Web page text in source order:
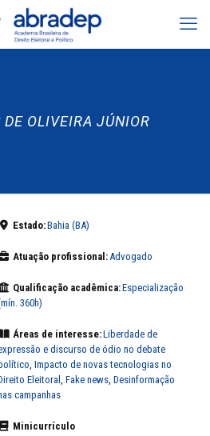
ferramentas
DE OLIVEIRA JÚNIOR
Estado:Bahia (BA)
Atuação profissional:Advogado
Qualificação acadêmica:Especialização
360h)
Áreas de interesse:Liberdade de
e discurso de ódio no debate
, Impacto de novas tecnologias no
Eleitoral , Fake news, Desinformação
campanhas
Minicurrículo